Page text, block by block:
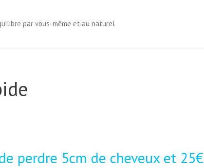
par vous-même et au naturel
perdre 5cm de cheveux et 25€